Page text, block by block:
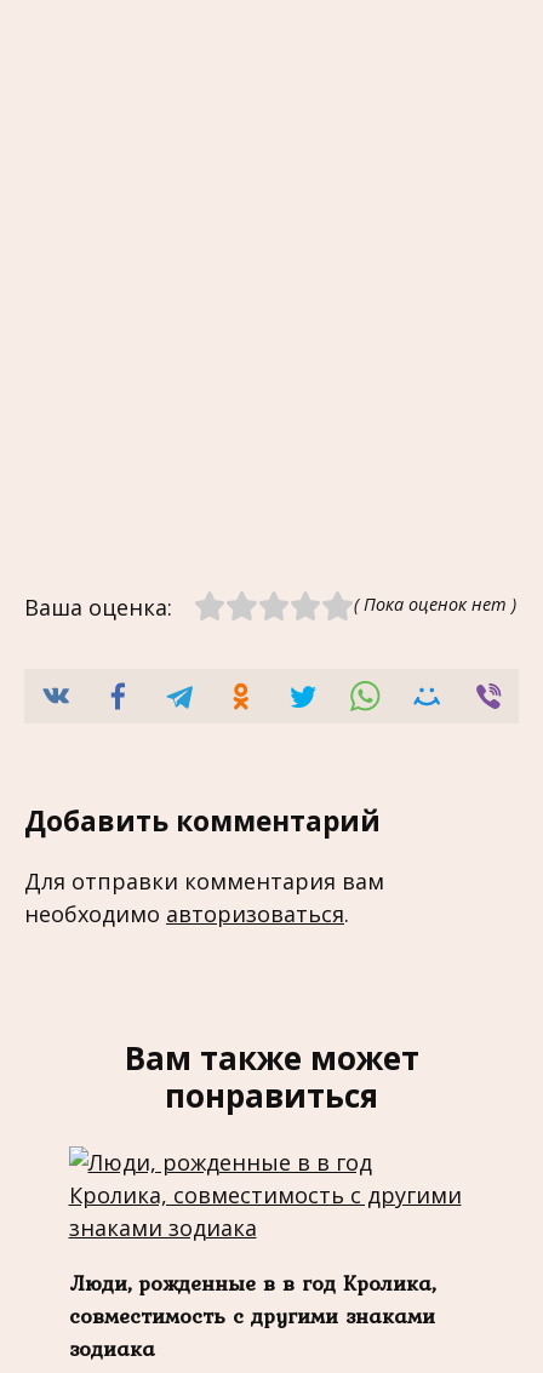
Ваша оценка: ( Пока оценок нет )
Добавить комментарий
Для отправки комментария вам
необходимо авторизоваться.
Вам также может
понравиться
Люди, рожденные в в год Кролика,
совместимость с другими знаками
зодиака